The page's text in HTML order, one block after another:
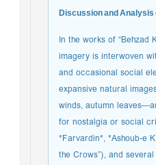
Discussion and
In the works of “Behzad
imagery is interwoven
and occasional social
expansive natural
winds, autumn
for nostalgia or social
*Farvardin*, *Ashoub-e
the Crows”), and